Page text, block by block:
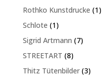
Produkte
Rothko Kunstdrucke 11
Schlote 11
Produkt
Sigrid Artmann 77
STREETART 88
Produkte
Thitz Tütenbilder 33